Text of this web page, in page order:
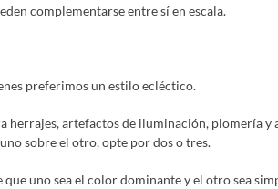
complementarse entre sí en escala.
preferimos un estilo ecléctico.
herrajes, artefactos de iluminación, plomería
sobre el otro, opte por dos o tres.
uno sea el color dominante y el otro sea